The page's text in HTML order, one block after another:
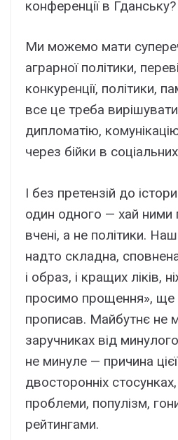
конференції в Гданську?
Ми можемо мати
аграрної політики,
конкуренції, політики,
все це треба
дипломатію,
через бійки в
І без претензій до
один одного — хай ними
вчені, а не політики.
надто складна,
і образ, і кращих ліків,
просимо прощення», ще
прописав. Майбутнє не
заручниках від
не минуле — причина
двосторонніх
проблеми, популізм,
рейтингами.